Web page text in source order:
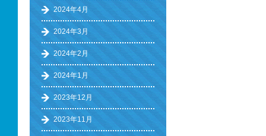
2024年4月
2024年3月
2024年2月
2024年1月
2023年12月
2023年11月